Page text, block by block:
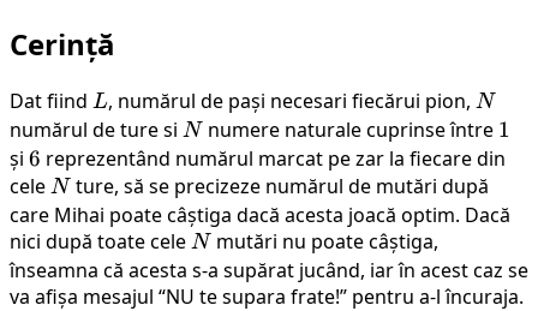
Cerință
Dat fiind L
L, numărul de pași necesari fiecărui pion, N
N
numărul de ture si N
N numere naturale cuprinse între 1
1
și 6
6 reprezentând numărul marcat pe zar la fiecare din
celeN
N ture, să se precizeze numărul de mutări după
care Mihai poate câștiga dacă acesta joacă optim. Dacă
nici după toate celeN
N mutări nu poate câștiga,
înseamna că acesta s-a supărat jucând, iar în acest caz se
va afișa mesajul “NU te supara frate!” pentru a-l încuraja.